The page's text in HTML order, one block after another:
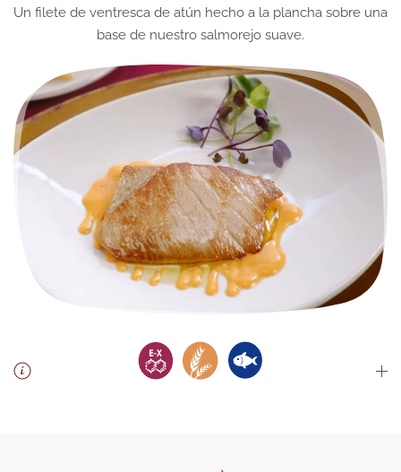
Un filete de ventresca de atún hecho a la plancha sobre una
base de nuestro salmorejo suave.